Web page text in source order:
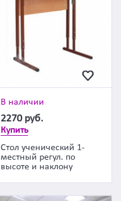
В наличии
2270 руб.
Купить
Стол ученический 1-
местный регул. по
высоте и наклону